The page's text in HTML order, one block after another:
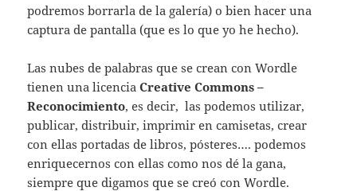
podremos borrarla de la galería) o bien hacer una
captura de pantalla (que es lo que yo he hecho).
Las nubes de palabras que se crean con Wordle
tienen una licenciaCreative Commons –
Reconocimiento, es decir, las podemos utilizar,
publicar, distribuir, imprimir en camisetas, crear
con ellas portadas de libros, pósteres…. podemos
enriquecernos con ellas como nos dé la gana,
siempre que digamos que se creó con Wordle.